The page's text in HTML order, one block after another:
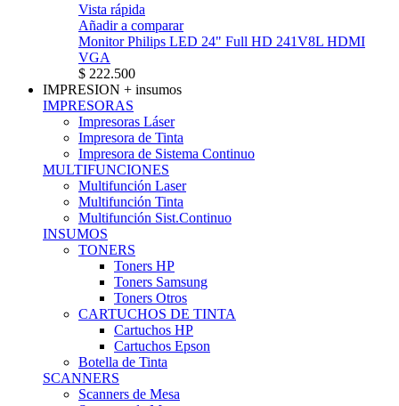
Vista rápida
Añadir a comparar
Monitor Philips LED 24" Full HD 241V8L HDMI
VGA
$ 222.500
IMPRESION + insumos
IMPRESORAS
Impresoras Láser
Impresora de Tinta
Impresora de Sistema Continuo
MULTIFUNCIONES
Multifunción Laser
Multifunción Tinta
Multifunción Sist.Continuo
INSUMOS
TONERS
Toners HP
Toners Samsung
Toners Otros
CARTUCHOS DE TINTA
Cartuchos HP
Cartuchos Epson
Botella de Tinta
SCANNERS
Scanners de Mesa